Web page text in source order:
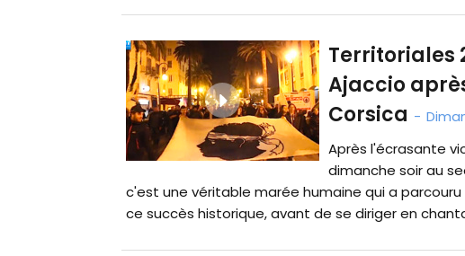
Territoriales
Ajaccio
Corsica -
Après l'écrasante
dimanche soir au
c'est une véritable marée humaine qui a
ce succès historique, avant de se diriger en